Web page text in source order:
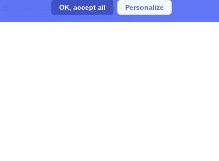
ORGANISATEUR DE VOYAGES
OK, accept all Personalize